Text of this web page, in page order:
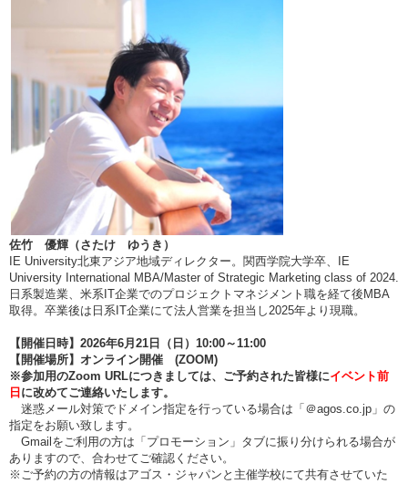
佐竹 優輝（さたけ ゆうき）
IE University北東アジア地域ディレクター。関西学院大学卒、IE
University International MBA/Master of Strategic Marketing class of 2024.
日系製造業、米系IT企業でのプロジェクトマネジメント職を経て後MBA
取得。卒業後は日系IT企業にて法人営業を担当し2025年より現職。
【開催日時】2026年6月21日（日）10:00～11:00
【開催場所】オンライン開催 (ZOOM)
※参加用のZoom URLにつきましては、ご予約された皆様にイベント前
日 に改めてご連絡いたします。
迷惑メール対策でドメイン指定を行っている場合は「＠agos.co.jp」の
指定をお願い致します。
Gmailをご利用の方は「プロモーション」タブに振り分けられる場合が
ありますので、合わせてご確認ください。
※ご予約の方の情報はアゴス・ジャパンと主催学校にて共有させていた